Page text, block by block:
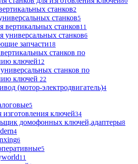
станков2
станков5
вертикальных станков11
универсальных станков6
запчасти18
станков по
ключей12
станков по
ключей 22
(мотор-электродвигатель)4
5
изготовления ключей34
домофонных ключей,адаптеры8
4
6
5
11